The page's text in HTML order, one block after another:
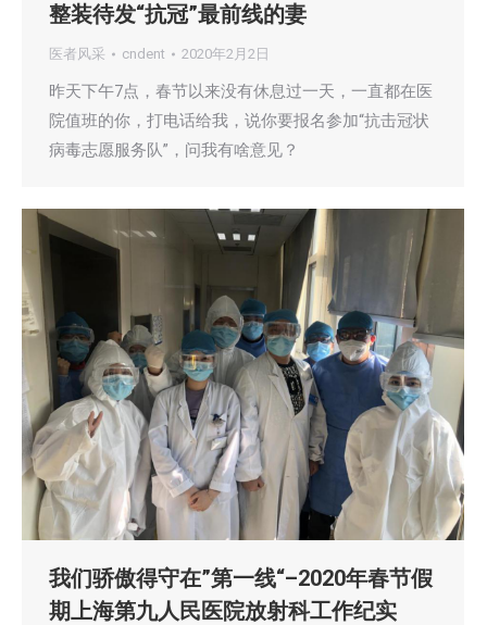
整装待发“抗冠”最前线的妻
医者风采 cndent 2020年2月2日
昨天下午7点，春节以来没有休息过一天，一直都在医
院值班的你，打电话给我，说你要报名参加“抗击冠状
病毒志愿服务队”，问我有啥意见？
我们骄傲得守在”第一线“–2020年春节假
期上海第九人民医院放射科工作纪实